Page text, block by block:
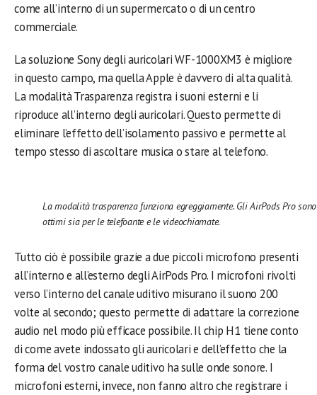
come all’interno di un supermercato o di un centro
commerciale.
La soluzione Sony degli auricolari WF-1000XM3 è migliore
in questo campo, ma quella Apple è davvero di alta qualità.
La modalità Trasparenza registra i suoni esterni e li
riproduce all’interno degli auricolari. Questo permette di
eliminare l’effetto dell’isolamento passivo e permette al
tempo stesso di ascoltare musica o stare al telefono.
La modalità trasparenza funziona egreggiamente. Gli AirPods Pro sono
ottimi sia per le telefoante e le videochiamate.
Tutto ciò è possibile grazie a due piccoli microfono presenti
all’interno e all’esterno degli AirPods Pro. I microfoni rivolti
verso l’interno del canale uditivo misurano il suono 200
volte al secondo; questo permette di adattare la correzione
audio nel modo più efficace possibile. Il chip H1 tiene conto
di come avete indossato gli auricolari e dell’effetto che la
forma del vostro canale uditivo ha sulle onde sonore. I
microfoni esterni, invece, non fanno altro che registrare i